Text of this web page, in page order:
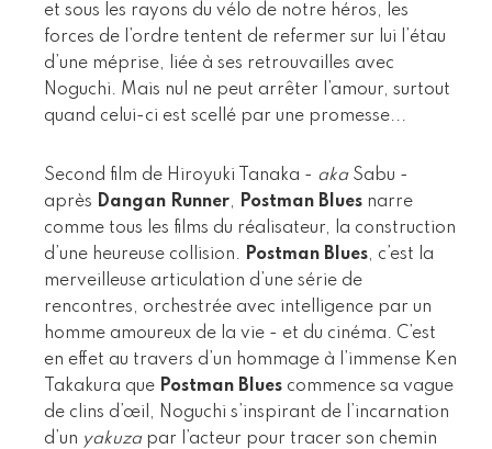
et sous les rayons du vélo de notre héros, les
forces de l’ordre tentent de refermer sur lui l’étau
d’une méprise, liée à ses retrouvailles avec
Noguchi. Mais nul ne peut arrêter l’amour, surtout
quand celui-ci est scellé par une promesse...
Second film de Hiroyuki Tanaka - akaSabu -
après Dangan Runner, Postman Blues narre
comme tous les films du réalisateur, la construction
d’une heureuse collision. Postman Blues, c’est la
merveilleuse articulation d’une série de
rencontres, orchestrée avec intelligence par un
homme amoureux de la vie - et du cinéma. C’est
en effet au travers d’un hommage à l’immense Ken
Takakura que Postman Blues commence sa vague
de clins d’œil, Noguchi s’inspirant de l’incarnation
d’un yakuzapar l’acteur pour tracer son chemin